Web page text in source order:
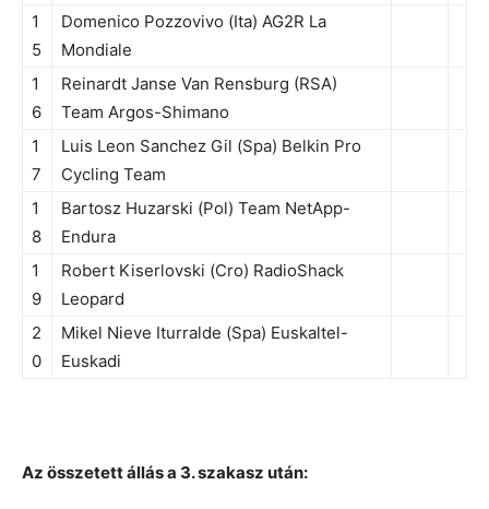
1
5
Domenico Pozzovivo (Ita) AG2R La
Mondiale
1
6
Reinardt Janse Van Rensburg (RSA)
Team Argos-Shimano
1
7
Luis Leon Sanchez Gil (Spa) Belkin Pro
Cycling Team
1
8
Bartosz Huzarski (Pol) Team NetApp-
Endura
1
9
Robert Kiserlovski (Cro) RadioShack
Leopard
2
0
Mikel Nieve Iturralde (Spa) Euskaltel-
Euskadi
Az összetett állás a 3. szakasz után: